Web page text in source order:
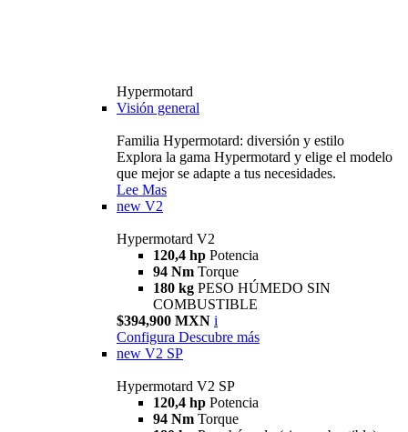
Hypermotard
Visión general
Familia Hypermotard: diversión y estilo
Explora la gama Hypermotard y elige el modelo
que mejor se adapte a tus necesidades.
Lee Mas
new V2
Hypermotard V2
120,4 hp Potencia
94 Nm Torque
180 kg PESO HÚMEDO SIN
COMBUSTIBLE
$394,900 MXN i
Configura Descubre más
new V2 SP
Hypermotard V2 SP
120,4 hp Potencia
94 Nm Torque